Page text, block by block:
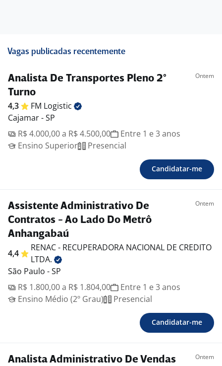
Vagas publicadas recentemente
Analista De Transportes Pleno 2°
Turno
Ontem
4,3 FM Logistic
Cajamar - SP
R$ 4.000,00 a R$ 4.500,00
Entre 1 e 3 anos
Ensino Superior
Presencial
Candidatar-me
Assistente Administrativo De
Contratos - Ao Lado Do Metrô
Anhangabaú
Ontem
4,4
RENAC - RECUPERADORA NACIONAL DE CREDITO
LTDA.
São Paulo - SP
R$ 1.800,00 a R$ 1.804,00
Entre 1 e 3 anos
Ensino Médio (2º Grau)
Presencial
Candidatar-me
Analista Administrativo De Vendas Ontem